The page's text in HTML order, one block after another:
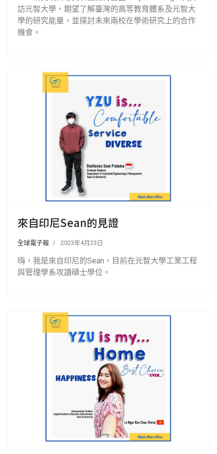
訪元智大學，期望了解臺灣的高等教育體系及元智大
學的研究能量，並探討未來兩校在學術研究上的合作
機會。
來自印尼Sean的見證
全球電子報 2023年4月23日
嗨，我是來自印尼的Sean，目前在元智大學工業工程
與管理學系攻讀碩士學位。